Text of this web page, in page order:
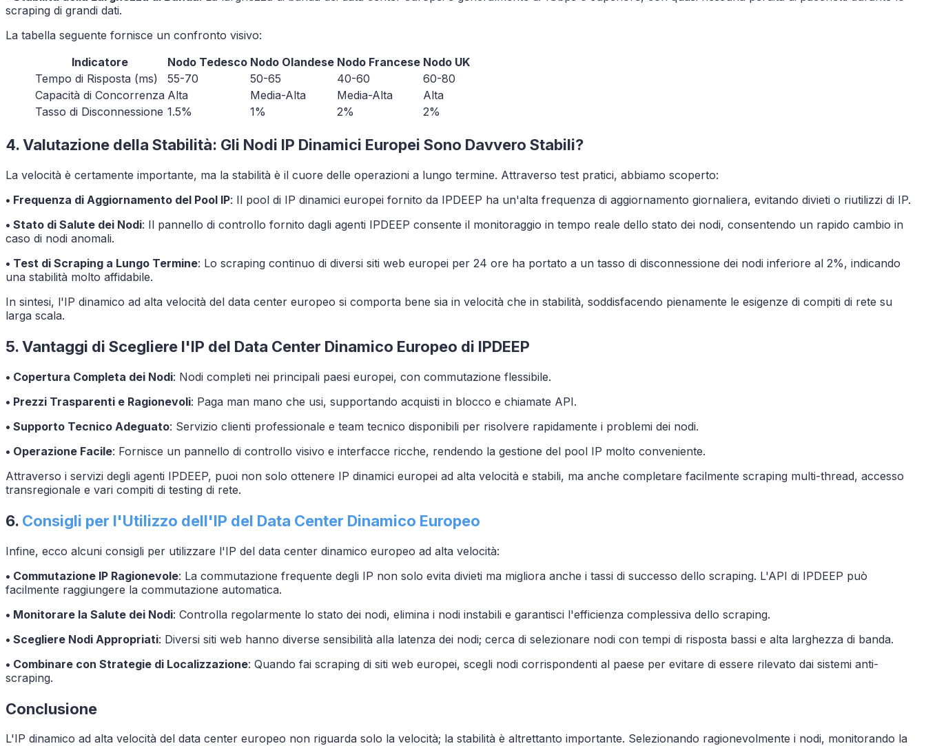
scraping di grandi dati.
La tabella seguente fornisce un confronto visivo:
Indicatore
Nodo Tedesco Nodo Olandese Nodo Francese Nodo UK
Tempo di Risposta (ms)
55-70 50-65 40-60
60-80
Capacità di Concorrenza Alta Media-Alta Media-Alta
Alta
Tasso di Disconnessione 1.5% 1% 2% 2%
4. Valutazione della Stabilità: Gli Nodi IP Dinamici Europei Sono Davvero Stabili?
La velocità è certamente importante, ma la stabilità è il cuore delle operazioni a lungo termine. Attraverso test pratici, abbiamo scoperto:
• Frequenza di Aggiornamento del Pool IP: Il pool di IP dinamici europei fornito da IPDEEP ha un'alta frequenza di aggiornamento giornaliera, evitando divieti o riutilizzi di IP.
• Stato di Salute dei Nodi: Il pannello di controllo fornito dagli agenti IPDEEP consente il monitoraggio in tempo reale dello stato dei nodi, consentendo un rapido cambio in
caso di nodi anomali.
• Test di Scraping a Lungo Termine: Lo scraping continuo di diversi siti web europei per 24 ore ha portato a un tasso di disconnessione dei nodi inferiore al 2%, indicando
una stabilità molto affidabile.
In sintesi, l'IP dinamico ad alta velocità del data center europeo si comporta bene sia in velocità che in stabilità, soddisfacendo pienamente le esigenze di compiti di rete su
larga scala.
5. Vantaggi di Scegliere l'IP del Data Center Dinamico Europeo di IPDEEP
• Copertura Completa dei Nodi: Nodi completi nei principali paesi europei, con commutazione flessibile.
• Prezzi Trasparenti e Ragionevoli: Paga man mano che usi, supportando acquisti in blocco e chiamate API.
• Supporto Tecnico Adeguato: Servizio clienti professionale e team tecnico disponibili per risolvere rapidamente i problemi dei nodi.
• Operazione Facile: Fornisce un pannello di controllo visivo e interfacce ricche, rendendo la gestione del pool IP molto conveniente.
Attraverso i servizi degli agenti IPDEEP, puoi non solo ottenere IP dinamici europei ad alta velocità e stabili, ma anche completare facilmente scraping multi-thread, accesso
transregionale e vari compiti di testing di rete.
6. Consigli per l'Utilizzo dell'IP del Data Center Dinamico Europeo
Infine, ecco alcuni consigli per utilizzare l'IP del data center dinamico europeo ad alta velocità:
• Commutazione IP Ragionevole: La commutazione frequente degli IP non solo evita divieti ma migliora anche i tassi di successo dello scraping. L'API di IPDEEP può
facilmente raggiungere la commutazione automatica.
• Monitorare la Salute dei Nodi: Controlla regolarmente lo stato dei nodi, elimina i nodi instabili e garantisci l'efficienza complessiva dello scraping.
• Scegliere Nodi Appropriati: Diversi siti web hanno diverse sensibilità alla latenza dei nodi; cerca di selezionare nodi con tempi di risposta bassi e alta larghezza di banda.
• Combinare con Strategie di Localizzazione: Quando fai scraping di siti web europei, scegli nodi corrispondenti al paese per evitare di essere rilevato dai sistemi anti-
scraping.
Conclusione
L'IP dinamico ad alta velocità del data center europeo non riguarda solo la velocità; la stabilità è altrettanto importante. Selezionando ragionevolmente i nodi, monitorando la